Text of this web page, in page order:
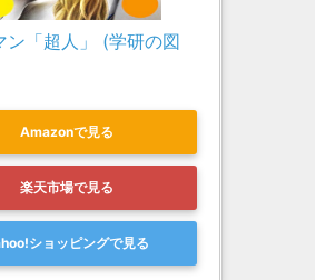
ン「超人」 (学研の図
Amazonで見る
楽天市場で見る
ショッピングで見る